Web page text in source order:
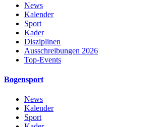
News
Kalender
Sport
Kader
Disziplinen
Ausschreibungen 2026
Top-Events
Bogensport
News
Kalender
Sport